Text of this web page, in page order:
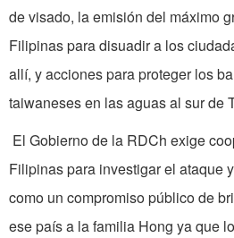
de visado, la emisión del máximo
Filipinas para disuadir a los
allí, y acciones para proteger los
taiwaneses en las aguas al sur de
El Gobierno de la RDCh exige
Filipinas para investigar el ataque
como un compromiso público de
ese país a la familia Hong ya que